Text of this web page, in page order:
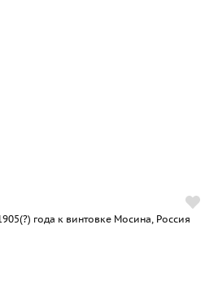
года к винтовке Мосина, Россия